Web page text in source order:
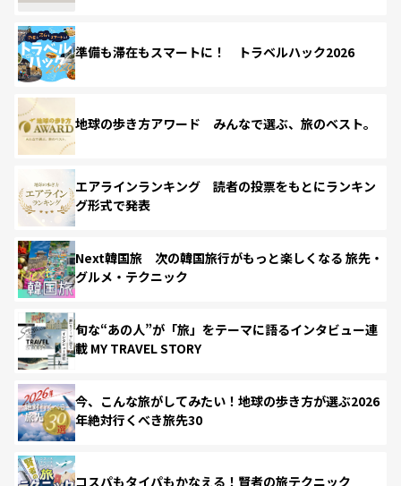
準備も滞在もスマートに！ トラベルハック2026
地球の歩き方アワード みんなで選ぶ、旅のベスト。
エアラインランキング 読者の投票をもとにランキン
グ形式で発表
Next韓国旅 次の韓国旅行がもっと楽しくなる 旅先・
グルメ・テクニック
旬な“あの人”が「旅」をテーマに語るインタビュー連
載 MY TRAVEL STORY
今、こんな旅がしてみたい！地球の歩き方が選ぶ2026
年絶対行くべき旅先30
コスパもタイパもかなえる！賢者の旅テクニック